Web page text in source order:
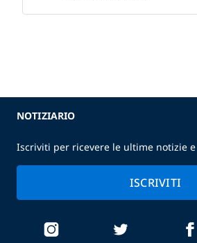
NOTIZIARIO
Iscriviti per ricevere le ultime notizie
ISCRIVITI